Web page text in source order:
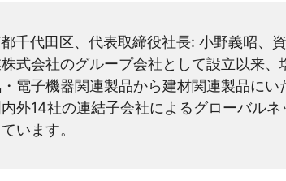
千代田区、代表取締役社長: 小野義昭、
式会社のグループ会社として設立以来
電子機器関連製品から建材関連製品に
外14社の連結子会社によるグローバル
います。